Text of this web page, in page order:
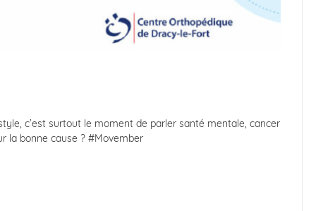
c’est surtout le moment de parler santé mentale, cancer
la bonne cause ? #Movember